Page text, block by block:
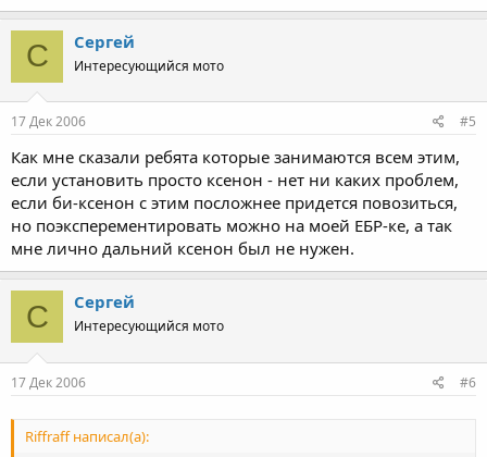
С Сергей
Интересующийся мото
17 Дек 2006 #5
Как мне сказали ребята которые занимаются всем этим,
если установить просто ксенон - нет ни каких проблем,
если би-ксенон с этим посложнее придется повозиться,
но поэксперементировать можно на моей ЕБР-ке, а так
мне лично дальний ксенон был не нужен.
С Сергей
Интересующийся мото
17 Дек 2006 #6
Riffraff написал(а):